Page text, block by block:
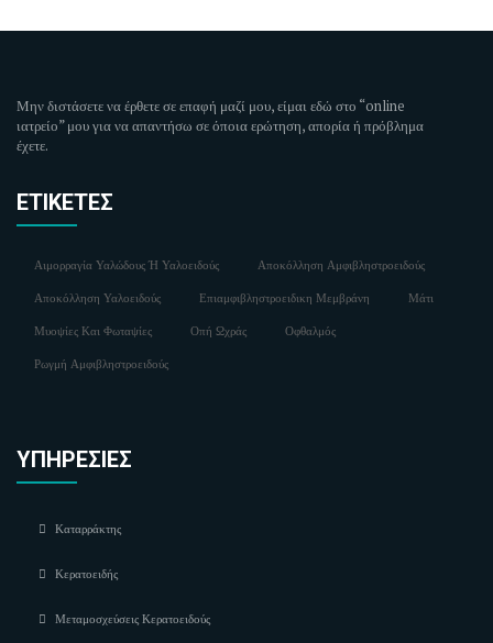
Μην διστάσετε να έρθετε σε επαφή μαζί μου, είμαι εδώ στο “online
ιατρείο” μου για να απαντήσω σε όποια ερώτηση, απορία ή πρόβλημα
έχετε.
ΕΤΙΚΈΤΕΣ
Αιμορραγία Υαλώδους Ή Υαλοειδούς Αποκόλληση Αμφιβληστροειδούς
Αποκόλληση Υαλοειδούς Επιαμφιβληστροειδικη Μεμβράνη Μάτι
Μυοψίες Και Φωταψίες Οπή Ωχράς Οφθαλμός
Ρωγμή Αμφιβληστροειδούς
ΥΠΗΡΕΣΊΕΣ
Καταρράκτης
Κερατοειδής
Μεταμοσχεύσεις Κερατοειδούς